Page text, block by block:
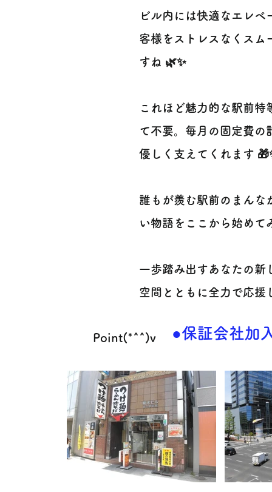
ビル内には快適なエレ
客様をストレスなくスム
すね 🌿✨
これほど魅力的な駅前
て不要。毎月の固定費の
優しく支えてくれます
誰もが羨む駅前のまんな
い物語をここから始めて
一歩踏み出すあなたの新
空間とともに全力で応援
Point(*^^)v ●保証会社加